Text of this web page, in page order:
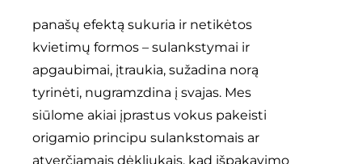
panašų efektą sukuria ir netikėtos
kvietimų formos – sulankstymai ir
apgaubimai, įtraukia, sužadina norą
tyrinėti, nugramzdina į svajas. Mes
siūlome akiai įprastus vokus pakeisti
origamio principu sulankstomais ar
atverčiamais dėkliukais, kad išpakavimo